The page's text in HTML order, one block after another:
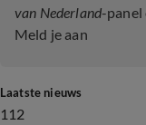
van Nederland-panel
Meld je aan
Laatste nieuws
112